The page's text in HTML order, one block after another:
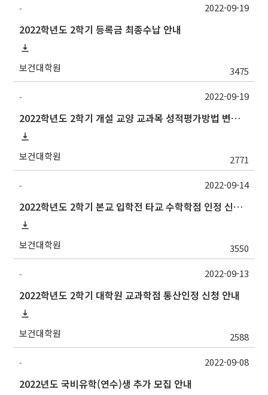
-
2022학년도 2학기 등록금 최종수납 안내
보건대학원 3475
2022-09-19
-
2022학년도 2학기 개설 교양 교과목 성적평가방법 변경 안내
보건대학원 2771
2022-09-19
-
2022학년도 2학기 본교 입학전 타교 수학학점 인정 신청 안내
보건대학원 3550
2022-09-14
-
2022학년도 2학기 대학원 교과학점 통산인정 신청 안내
보건대학원 2588
2022-09-13
-
2022년도 국비유학(연수)생 추가 모집 안내
2022-09-08